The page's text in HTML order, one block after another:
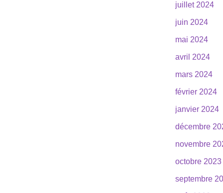
juillet 2024
juin 2024
mai 2024
avril 2024
mars 2024
février 2024
janvier 2024
décembre
novembre
octobre 2023
septembre